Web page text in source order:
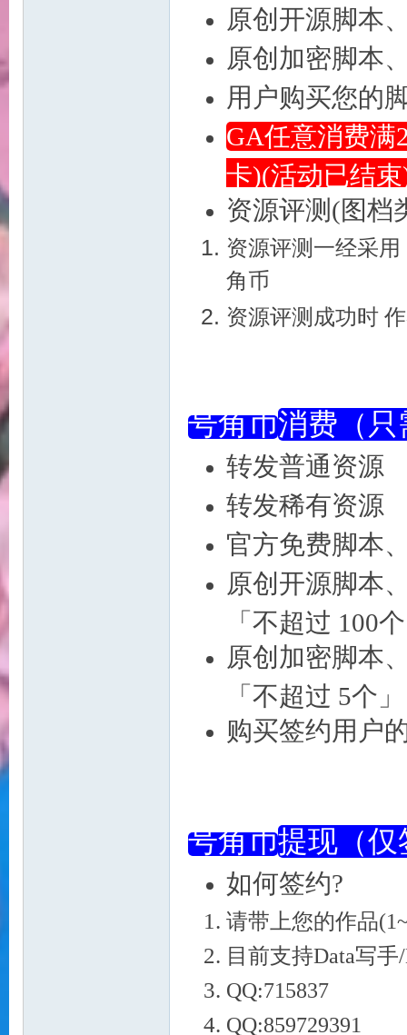
原创开源脚
原创加密脚
用户购买您的
GA任意消
卡)(活动已结
资源评测
资源评测一经采
角币
资源评测成功时
号角币消费（
转发普
转发稀
官方免费脚
原创开源脚
「不超过 100
原创加密脚
「不超过 5个」
购买签约用户
号角币提现（
如何签约?
请带上您的作品
目前支持Data写
QQ:715837
QQ:859729391